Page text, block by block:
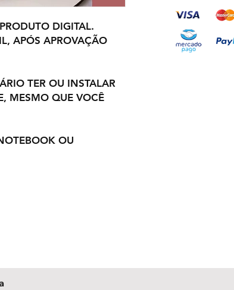
DIGITAL.
APÓS APROVAÇÃO
TER OU INSTALAR
MESMO QUE VOCÊ
OU